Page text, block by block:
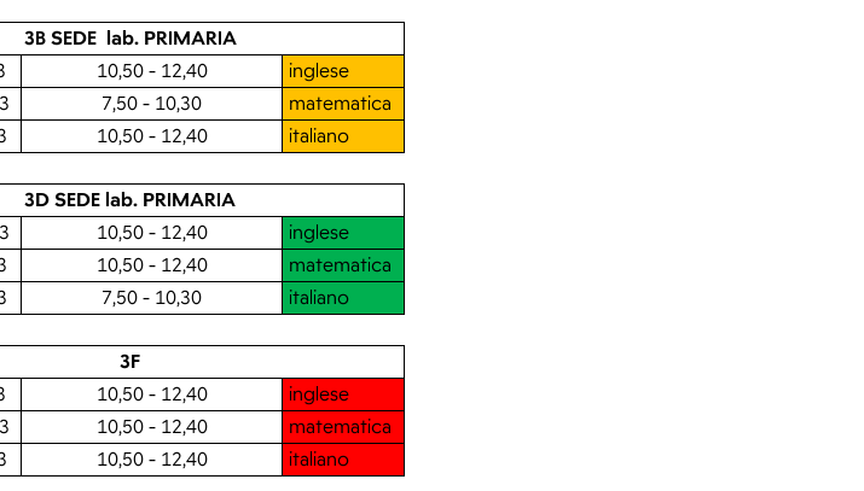
3B SEDE lab. PRIMARIA
10,50 - 12,40
inglese
7,50 - 10,30
matematica
10,50 - 12,40 italiano
3D SEDE lab. PRIMARIA
10,50 - 12,40
inglese
10,50 - 12,40
matematica
7,50 - 10,30 italiano
3F
10,50 - 12,40
inglese
10,50 - 12,40
matematica
10,50 - 12,40 italiano